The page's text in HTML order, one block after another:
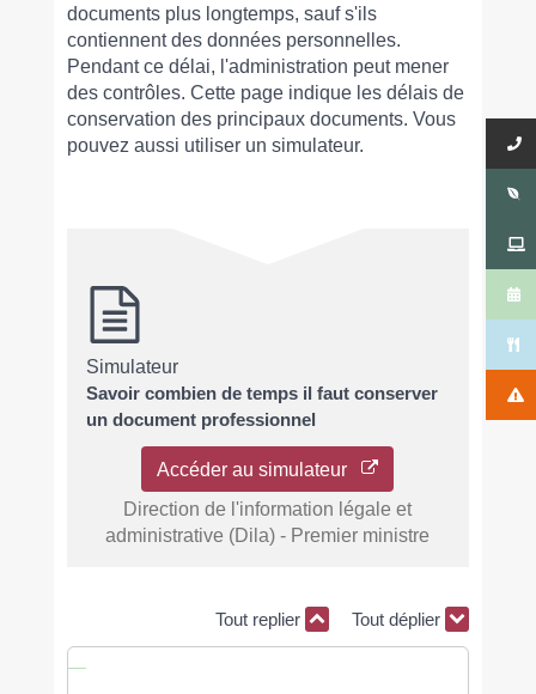
documents plus longtemps, sauf s'ils
contiennent des données personnelles.
Pendant ce délai, l'administration peut mener
des contrôles. Cette page indique les délais de
conservation des principaux documents. Vous
pouvez aussi utiliser un simulateur.
Simulateur
Savoir combien de temps il faut conserver
un document professionnel
Accéder au simulateur
Direction de l'information légale et
administrative (Dila) - Premier ministre
Tout replier Tout déplier